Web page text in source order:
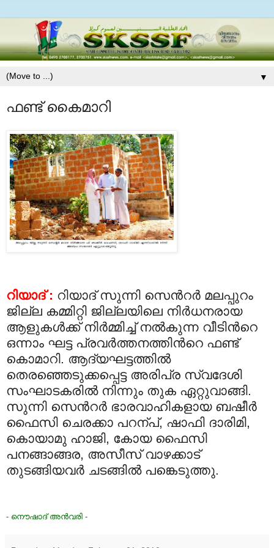
▼
ഫണ്ട് കൈമാറി
റിയാദ് : റിയാദ് സുന്നി സെന്‍റര്‍ മലപ്പുറം
ജില്ല കമ്മിറ്റി ജില്ലയിലെ നിര്‍ധനരായ
ആളുകള്‍ക്ക് നിര്‍മ്മിച്ച് നല്‍കുന്ന വീടിന്‍റെ
ഒന്നാം ഘട്ട പ്രവര്‍ത്തനത്തിന്‍റെ ഫണ്ട്
കൊമാറി. ആദ്യഘട്ടത്തില്‍
തെരഞ്ഞെടുക്കപ്പെട്ട അരിപ്ര സ്വദേശി
സംഘാടകരില്‍ നിന്നും തുക ഏറ്റുവാങ്ങി.
സുന്നി സെന്‍റര്‍ ഭാരവാഹികളായ ബഷീര്‍
ഫൈസി ചെരക്കാ പറന്പ്, ഷാഫി ദാരിമി,
കൊയാമു ഹാജി, കോയ ഫൈസി
പനങ്ങാങ്ങര, അസീസ് വാഴക്കാട്
തുടങ്ങിയവര്‍ ചടങ്ങില്‍ പങ്കെടുത്തു.
- നൌഷാദ് അന്‍വരി -